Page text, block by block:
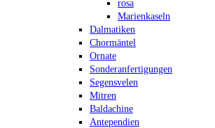
rosa
Marienkaseln
Dalmatiken
Chormäntel
Ornate
Sonderanfertigungen
Segensvelen
Mitren
Baldachine
Antependien